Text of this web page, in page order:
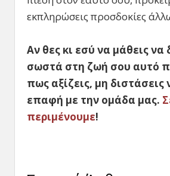
εκπληρώσεις προσδοκίες
Αν θες κι εσύ να μάθεις να
σωστά στη ζωή σου αυτό
πως αξίζεις, μη διστάσεις
επαφή με την ομάδα μας.
περιμένουμε!